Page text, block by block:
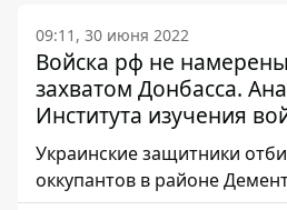
09:11, 30 июня 2022
Войска рф не
захватом Донбасса.
Института изучения
Украинские защитники
оккупантов в районе